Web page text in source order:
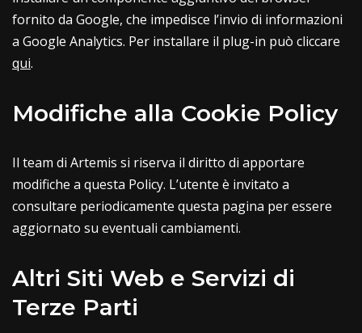
fornito da Google, che impedisce l’invio di informazioni
a Google Analytics. Per installare il plug-in può cliccare
qui.
Modifiche alla Cookie Policy
Il team di Artemis si riserva il diritto di apportare
modifiche a questa Policy. L’utente è invitato a
consultare periodicamente questa pagina per essere
aggiornato su eventuali cambiamenti.
Altri Siti Web e Servizi di
Terze Parti